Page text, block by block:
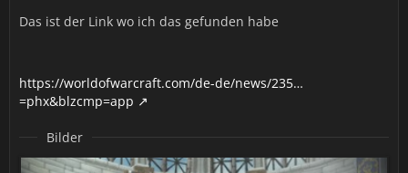
Das ist der Link wo ich das gefunden habe
https://worldofwarcraft.com/de-de/news/235…
=phx&blzcmp=app
Bilder